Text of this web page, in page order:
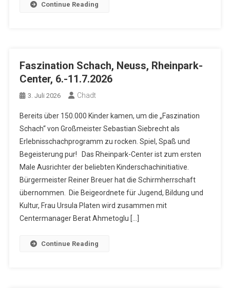
Continue Reading
Faszination Schach, Neuss, Rheinpark-
Center, 6.-11.7.2026
3. Juli 2026 Chadt
Bereits über 150.000 Kinder kamen, um die „Faszination
Schach“ von Großmeister Sebastian Siebrecht als
Erlebnisschachprogramm zu rocken. Spiel, Spaß und
Begeisterung pur! Das Rheinpark-Center ist zum ersten
Male Ausrichter der beliebten Kinderschachinitiative.
Bürgermeister Reiner Breuer hat die Schirmherrschaft
übernommen. Die Beigeordnete für Jugend, Bildung und
Kultur, Frau Ursula Platen wird zusammen mit
Centermanager Berat Ahmetoglu […]
Continue Reading